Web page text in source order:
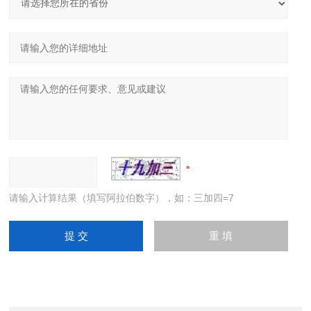
请输入计算结果（填写阿拉伯数字），如：三加四=7